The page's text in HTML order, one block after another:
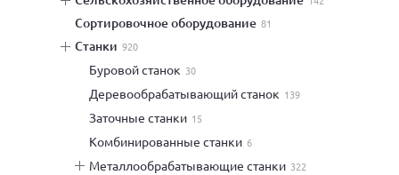
сортировочное оборудование 81
станки 920
буровой станок 30
деревообрабатывающий станок 139
заточные станки 15
комбинированные станки 6
металлообрабатывающие станки 322